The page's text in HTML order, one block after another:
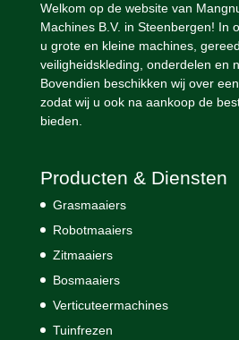
Welkom op de website van
Machines B.V. in Steenbergen! In
u grote en kleine machines,
veiligheidskleding, onderdelen en
Bovendien beschikken wij over
zodat wij u ook na aankoop de
bieden.
Producten & Diensten
Grasmaaiers
Robotmaaiers
Zitmaaiers
Bosmaaiers
Verticuteermachines
Tuinfrezen